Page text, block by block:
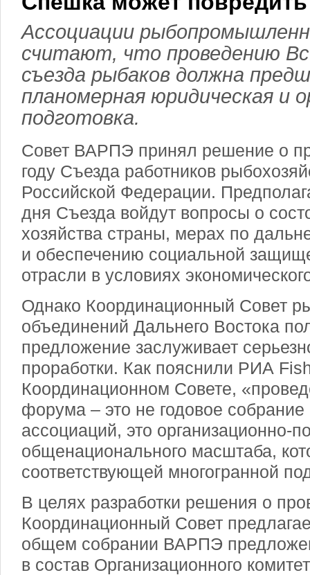
Ассоциации
считают, что проведению
съезда рыбаков должна
планомерная юридическая и
подготовка.
Совет ВАРПЭ принял решение о
году Съезда работников
Российской Федерации.
дня Съезда войдут вопросы о
хозяйства страны, мерах по
и обеспечению социальной
отрасли в условиях
Однако Координационный Совет
объединений Дальнего Востока
предложение заслуживает
проработки. Как пояснили РИА
Координационном Совете,
форума – это не годовое собрание
ассоциаций, это организационно-
общенационального масштаба,
соответствующей многогранной
В целях разработки решения о
Координационный Совет
общем собрании ВАРПЭ
в состав Организационного